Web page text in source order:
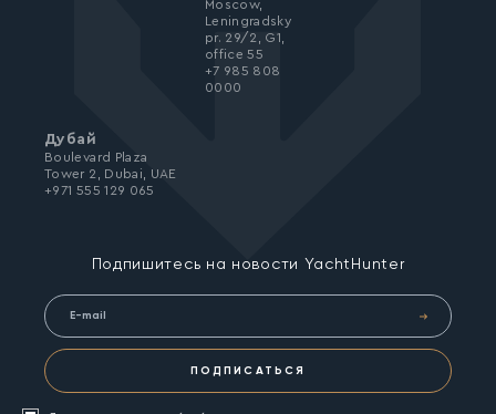
Подпишитесь на новости YachtHunter
ПОДПИСАТЬСЯ
Moscow,
Leningradsky
pr. 29/2, G1,
office 55
+7 985 808
0000
Дубай
Boulevard Plaza
Tower 2, Dubai, UAE
+971 555 129 065